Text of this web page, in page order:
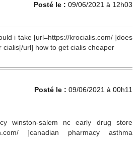
Posté le : 09/06/2021 à 12h03
i take [url=https://krocialis.com/ ]does
cialis[/url] how to get cialis cheaper
Posté le : 09/06/2021 à 00h11
winston-salem nc early drug store
]canadian pharmacy asthma